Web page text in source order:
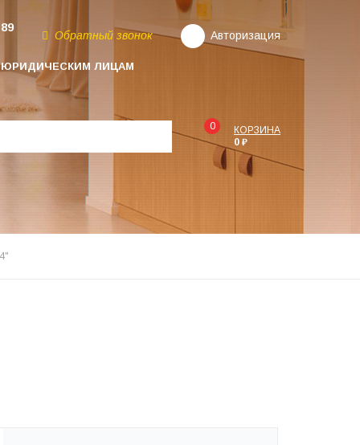
ЮРИДИЧЕСКИМ ЛИЦАМ
Обратный звонок Авторизация
0
КОРЗИНА
0 ₽